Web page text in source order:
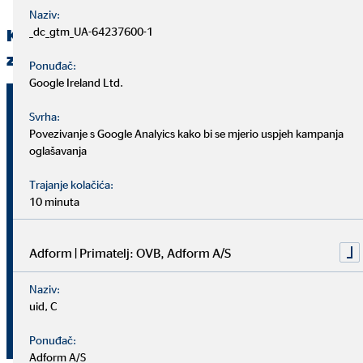
Ključne brojke iz poslovanja koncerna OVB
za prvih 9 mjeseci 2017. godine
Operativni
pokazatelji
2016.
2017.
Klijenti (30. 9.)
osobne financije
Broj 5.089 4.774
od prodaje
Naziv:
_dc_gtm_UA-64237600-1
Ponuđač:
Google Ireland Ltd.
Svrha:
Povezivanje s Google Analyics kako bi se mjerio uspjeh kampanja
oglašavanja
Trajanje kolačića:
10 minuta
Adform | Primatelj: OVB, Adform A/S
Naziv:
uid, C
Ponuđač:
Adform A/S